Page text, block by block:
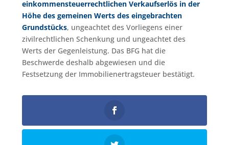
einkommensteuerrechtlichen Verkaufserlös in der
Höhe des gemeinen Werts des eingebrachten
Grundstücks, ungeachtet des Vorliegens einer
zivilrechtlichen Schenkung und ungeachtet des
Werts der Gegenleistung. Das BFG hat die
Beschwerde deshalb abgewiesen und die
Festsetzung der Immobilienertragsteuer bestätigt.